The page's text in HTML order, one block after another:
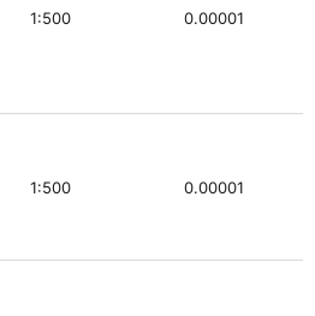
1:500 0.00001
1:500 0.00001